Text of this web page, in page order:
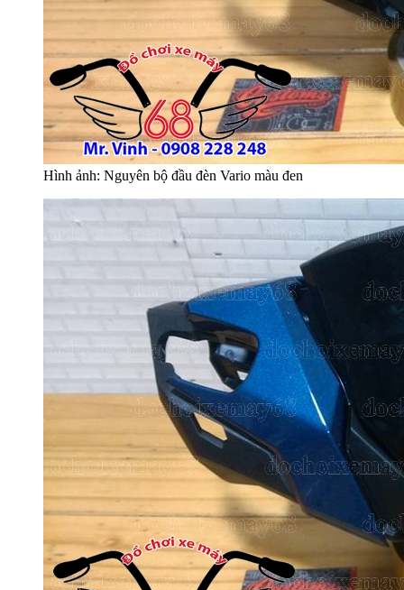
Hình ảnh: Nguyên bộ đầu đèn Vario màu đen